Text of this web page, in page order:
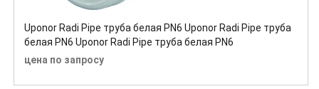
Uponor Radi Pipe труба белая PN6 Uponor Radi Pipe труба
белая PN6 Uponor Radi Pipe труба белая PN6
цена по запросу